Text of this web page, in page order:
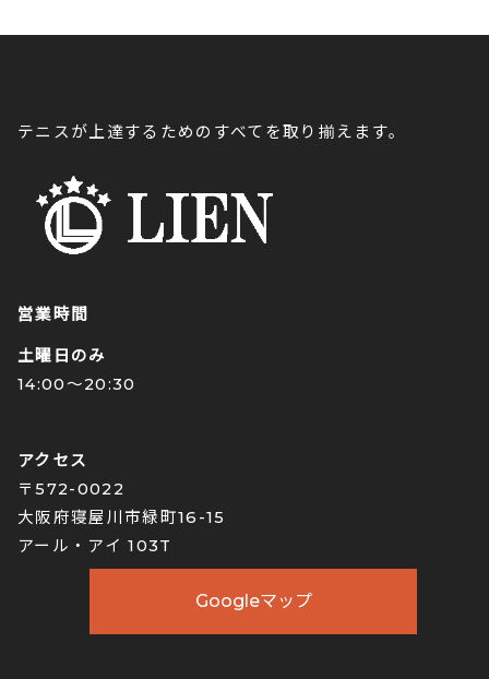
テニスが上達するためのすべてを取り揃えます。
営業時間
土曜日のみ
14:00〜20:30
アクセス
〒572-0022
大阪府寝屋川市緑町16-15
アール・アイ 103T
Googleマップ